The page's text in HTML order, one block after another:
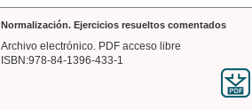
Normalización. Ejercicios resueltos comentados
Archivo electrónico. PDF acceso libre
ISBN:978-84-1396-433-1